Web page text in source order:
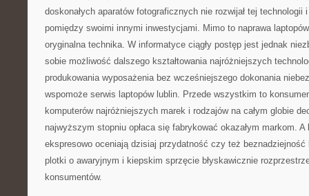
doskonałych aparatów fotograficznych nie rozwijał tej technologii i
pomiędzy swoimi innymi inwestycjami. Mimo to naprawa
oryginalna technika. W informatyce ciągły postęp jest jednak
sobie możliwość dalszego kształtowania najróżniejszych
produkowania wyposażenia bez wcześniejszego dokonania
wspomoże serwis laptopów lublin. Przede wszystkim to
komputerów najróżniejszych marek i rodzajów na całym globie
najwyższym stopniu opłaca się fabrykować okazałym markom.
ekspresowo oceniają dzisiaj przydatność czy też
plotki o awaryjnym i kiepskim sprzęcie błyskawicznie
konsumentów.